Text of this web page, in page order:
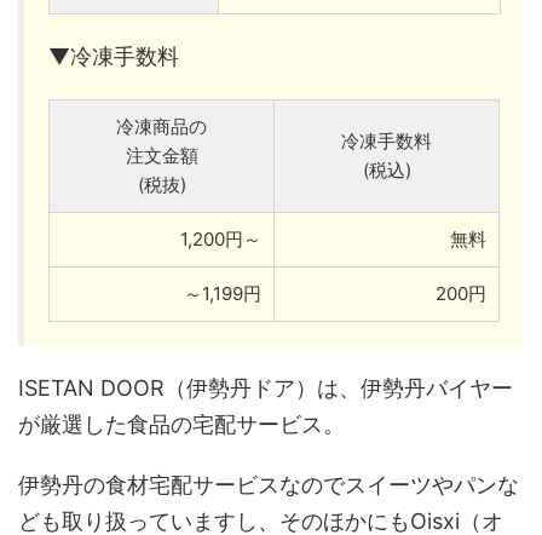
▼冷凍手数料
冷凍商品の
注文金額
(税抜)
冷凍手数料
(税込)
1,200円～ 無料
～1,199円 200円
ISETAN DOOR（伊勢丹ドア）は、伊勢丹バイヤー
が厳選した食品の宅配サービス。
伊勢丹の食材宅配サービスなのでスイーツやパンな
ども取り扱っていますし、そのほかにもOisxi（オ